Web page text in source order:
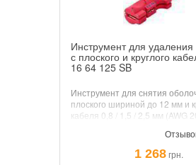
Инструмент для удаления
с плоского и круглого
16 64 125 SB
Инструмент для снятия
плоского шириной до 12 мм и
кабеля 0,8 / 1,5 / 2,5 мм (AWG
1 268грн.